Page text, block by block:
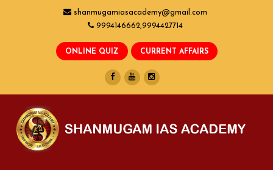
shanmugamiasacademy@gmail.com
9994146662,9994427714